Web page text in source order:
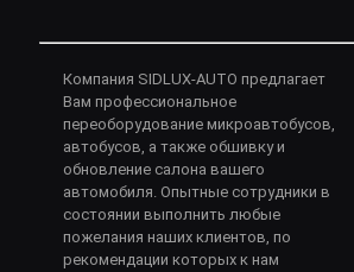
Компания SIDLUX-AUTO предлагает
Вам профессиональное
переоборудование микроавтобусов,
автобусов, а также обшивку и
обновление салона вашего
автомобиля. Опытные сотрудники в
состоянии выполнить любые
пожелания наших клиентов, по
рекомендации которых к нам